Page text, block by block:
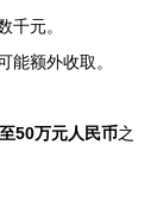
千元。
能额外收取。
50万元人民币之